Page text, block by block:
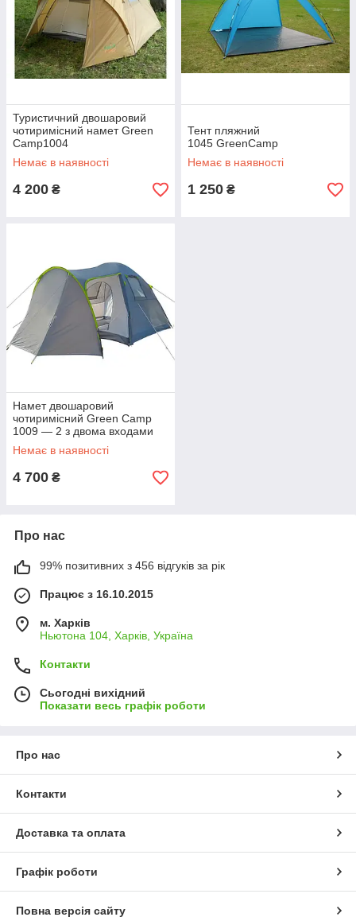
Туристичний двошаровий
чотиримісний намет Green
Camp1004
Немає в наявності
4 200 ₴
Тент пляжний
1045 GreenCamp
Немає в наявності
1 250 ₴
Намет двошаровий
чотиримісний Green Camp
1009 — 2 з двома входами
Немає в наявності
4 700 ₴
Про нас
99% позитивних з 456 відгуків за рік
Працює з 16.10.2015
м. Харків
Ньютона 104, Харків, Україна
Контакти
Сьогодні вихідний
Показати весь графік роботи
Про нас
Контакти
Доставка та оплата
Графік роботи
Повна версія сайту